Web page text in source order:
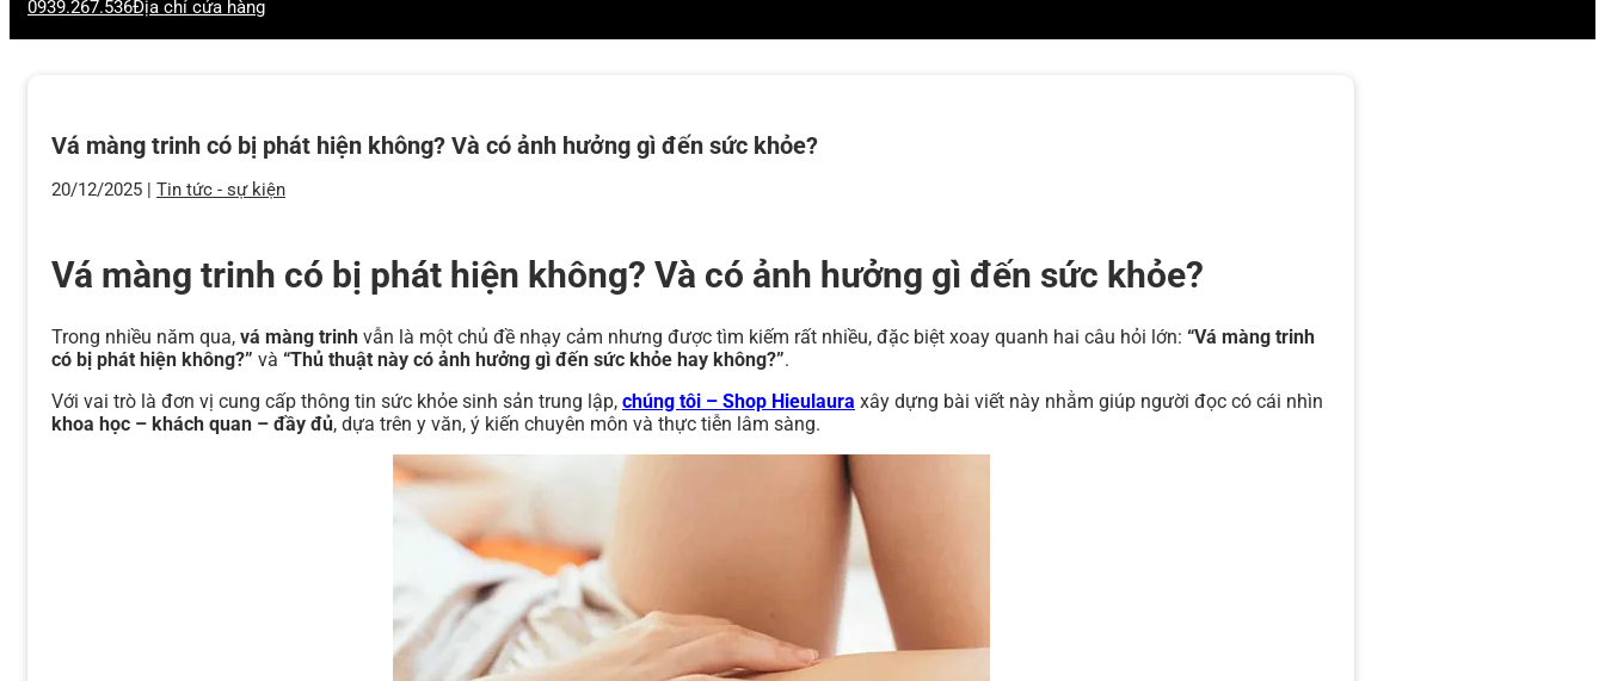
0939.267.536Địa chỉ cửa hàng
Vá màng trinh có bị phát hiện không? Và có ảnh hưởng gì đến sức khỏe?
20/12/2025 | Tin tức - sự kiện
Vá màng trinh có bị phát hiện không? Và có ảnh hưởng gì đến sức khỏe?
Trong nhiều năm qua, vá màng trinh vẫn là một chủ đề nhạy cảm nhưng được tìm kiếm rất nhiều, đặc biệt xoay quanh hai câu hỏi lớn: “Vá màng trinh
có bị phát hiện không?” và “Thủ thuật này có ảnh hưởng gì đến sức khỏe hay không?”.
Với vai trò là đơn vị cung cấp thông tin sức khỏe sinh sản trung lập, chúng tôi – Shop Hieulaura xây dựng bài viết này nhằm giúp người đọc có cái nhìn
khoa học – khách quan – đầy đủ, dựa trên y văn, ý kiến chuyên môn và thực tiễn lâm sàng.